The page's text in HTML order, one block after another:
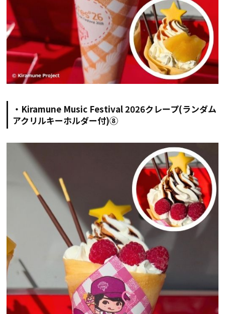
・Kiramune Music Festival 2026クレープ(ランダム
アクリルキーホルダー付)⑧